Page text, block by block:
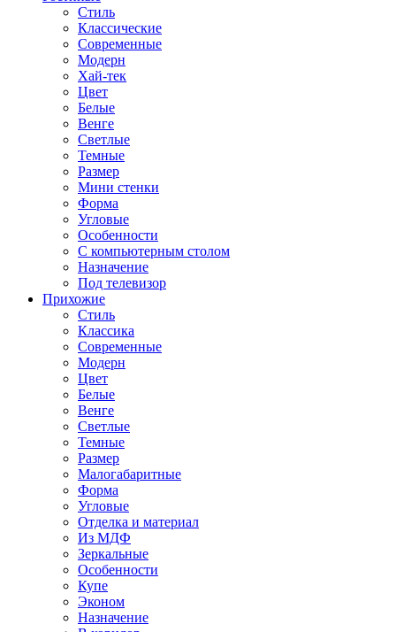
Стиль
Классические
Современные
Модерн
Хай-тек
Цвет
Белые
Венге
Светлые
Темные
Размер
Мини стенки
Форма
Угловые
Особенности
С компьютерным столом
Назначение
Под телевизор
Прихожие
Стиль
Классика
Современные
Модерн
Цвет
Белые
Венге
Светлые
Темные
Размер
Малогабаритные
Форма
Угловые
Отделка и материал
Из МДФ
Зеркальные
Особенности
Купе
Эконом
Назначение